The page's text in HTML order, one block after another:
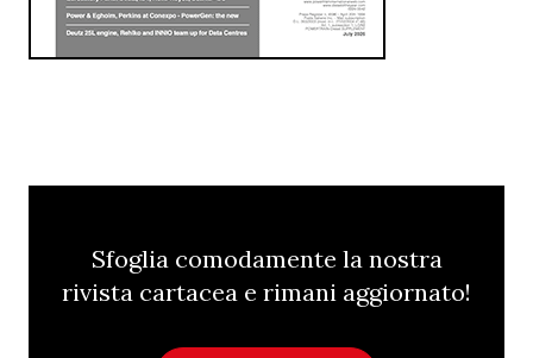
Sfoglia comodamente la nostra
rivista cartacea e rimani aggiornato!